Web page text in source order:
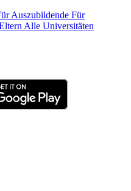
Auszubildende Für
Alle Universitäten